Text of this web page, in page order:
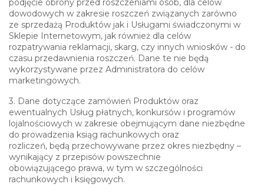
podjęcie obrony przed roszczeniami osób, dla celów
dowodowych w zakresie roszczeń związanych zarówno
ze sprzedażą Produktów jak i Usługami świadczonymi w
Sklepie Internetowym, jak również dla celów
rozpatrywania reklamacji, skarg, czy innych wniosków - do
czasu przedawnienia roszczeń. Dane te nie będą
wykorzystywane przez Administratora do celów
marketingowych.
3. Dane dotyczące zamówień Produktów oraz
ewentualnych Usług płatnych, konkursów i programów
lojalnościowych w zakresie obejmującym dane niezbędne
do prowadzenia ksiąg rachunkowych oraz
rozliczeń, będą przechowywane przez okres niezbędny –
wynikający z przepisów powszechnie
obowiązującego prawa, w tym w szczególności
rachunkowych i księgowych.